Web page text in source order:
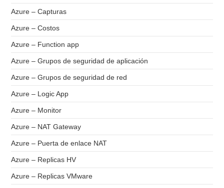
Azure – Capturas
Azure – Costos
Azure – Function app
Azure – Grupos de seguridad de aplicación
Azure – Grupos de seguridad de red
Azure – Logic App
Azure – Monitor
Azure – NAT Gateway
Azure – Puerta de enlace NAT
Azure – Replicas HV
Azure – Replicas VMware